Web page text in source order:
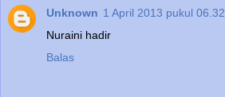
Unknown 1 April 2013 pukul 06.32
Nuraini hadir
Balas